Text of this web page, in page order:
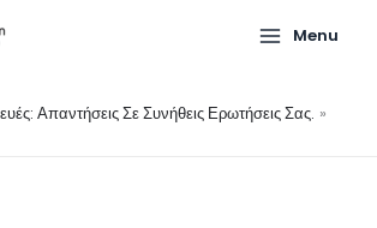
Menu
Απαντήσεις Σε Συνήθεις Ερωτήσεις Σας.